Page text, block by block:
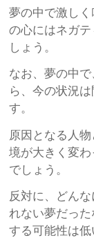
夢の中で激し
の心にはネガ
しょう。
なお、夢の中
ら、今の状況
す。
原因となる人
境が大きく変
でしょう。
反対に、どん
れない夢だっ
する可能性は低